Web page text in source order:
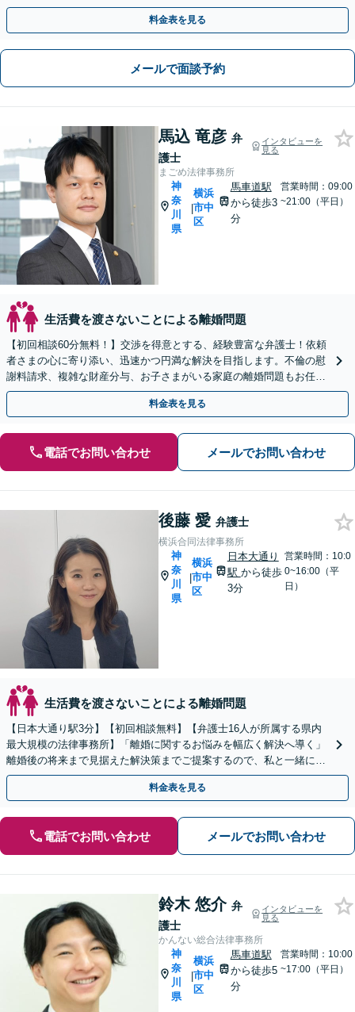
に検討いたします。【日本大通駅3分・関内駅8分】
料金表を見る
メールで面談予約
馬込 竜彦 弁
護士
インタビューを
見る
まごめ法律事務所
神
奈
川
県
|
横浜
市中
区
馬車道駅
から徒歩3
分
営業時間：09:00
~21:00（平日）
生活費を渡さないことによる離婚問題
【初回相談60分無料！】交渉を得意とする、経験豊富な弁護士！依頼
者さまの心に寄り添い、迅速かつ円満な解決を目指します。不倫の慰
謝料請求、複雑な財産分与、お子さまがいる家庭の離婚問題もお任せ
ください【馬車道駅3分】
料金表を見る
電話でお問い合わせ メールでお問い合わせ
後藤 愛 弁護士
横浜合同法律事務所
神
奈
川
県
|
横浜
市中
区
日本大通り
駅 から徒歩
3分
営業時間：10:0
0~16:00（平
日）
生活費を渡さないことによる離婚問題
【日本大通り駅3分】【初回相談無料】【弁護士16人が所属する県内
最大規模の法律事務所】「離婚に関するお悩みを幅広く解決へ導く」
離婚後の将来まで見据えた解決策までご提案するので、私と一緒に最
適な解決策を見つけましょう。【WEB面談対応】
料金表を見る
電話でお問い合わせ メールでお問い合わせ
鈴木 悠介 弁
護士
インタビューを
見る
かんない総合法律事務所
神
奈
川
県
|
横浜
市中
区
馬車道駅
から徒歩5
分
営業時間：10:00
~17:00（平日）